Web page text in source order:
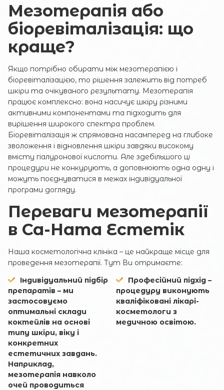
Мезотерапія або
біоревіталізація: що
краще?
Якщо потрібно обирати між мезотерапією і
біоревіталізацією, то рішення залежить від потреб
шкіри та очікуваного результату. Мезотерапія
працює комплексно: вона насичує шкіру різними
активними компонентами та підходить для
вирішення широкого спектра проблем.
Біоревіталізація ж спрямована насамперед на глибоке
зволоження і відновлення шкіри завдяки високому
вмісту гіалуронової кислоти. Але здебільшого ці
процедури не конкурують, а доповнюють одна одну і
можуть поєднуватися в межах індивідуальної
програми догляду.
Переваги мезотерапії
в Са-Ната Естетік
Наша косметологічна клініка – це найкраще місце для
проведення мезотерапії. Тут Ви отримаєте:
Індивідуальний підбір
препаратів – ми
застосовуємо
оптимальні склади
коктейлів на основі
типу шкіри, віку і
конкретних
естетичних завдань.
Наприклад,
мезотерапія навколо
очей проводиться
Професійний підхід –
процедуру виконують
кваліфіковані лікарі-
косметологи з
медичною освітою.
ВІДПРАВИТИ